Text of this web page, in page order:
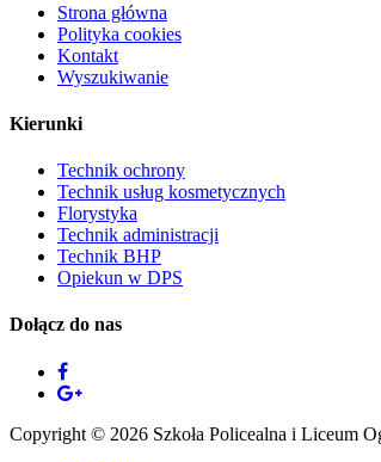
Strona główna
Polityka cookies
Kontakt
Wyszukiwanie
Kierunki
Technik ochrony
Technik usług kosmetycznych
Florystyka
Technik administracji
Technik BHP
Opiekun w DPS
Dołącz do nas
Copyright © 2026 Szkoła Policealna i Liceum